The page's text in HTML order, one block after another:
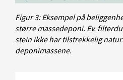
Figur 3: Eksempel på
større massedeponi. Ev.
stein ikke har tilstrekkelig
deponimassene.